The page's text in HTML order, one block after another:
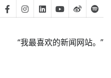
FacebookInstagram
LinkedinYoutube
Weibo
“我最喜欢的新闻网站。”